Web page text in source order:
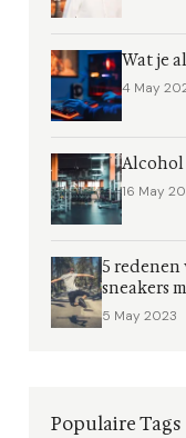
Wat je
4 May
Alcohol
16 May
5 redenen
sneakers
5 May 2023
Populaire Tags